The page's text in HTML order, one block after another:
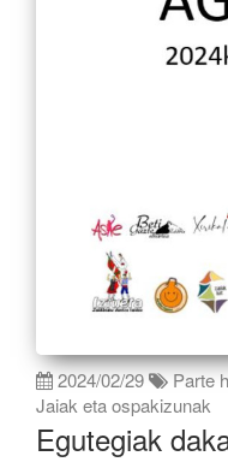
2024/02/29 Parte
Jaiak eta ospakizunak
Egutegiak